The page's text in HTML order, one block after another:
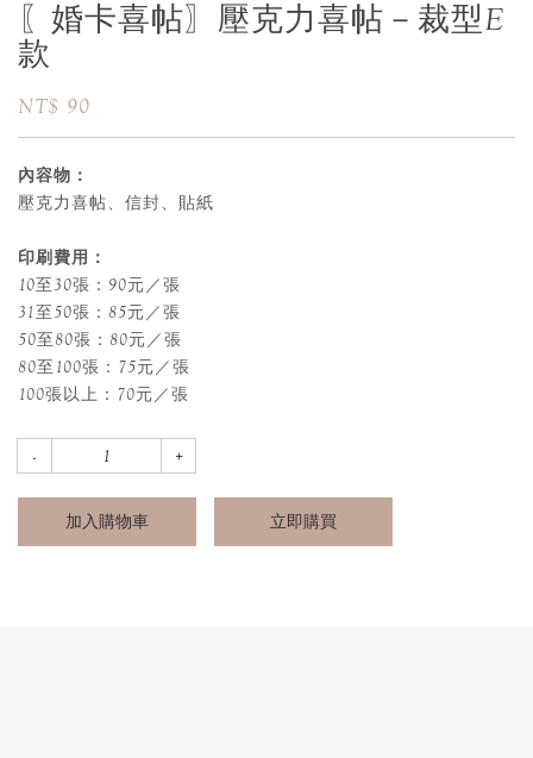
〖婚卡喜帖〗壓克力喜帖－裁型E
款
NT$ 90
內容物：
壓克力喜帖、信封、貼紙
印刷費用：
10至30張：90元／張
31至50張：85元／張
50至80張：80元／張
80至100張：75元／張
100張以上：70元／張
加入購物車 立即購買